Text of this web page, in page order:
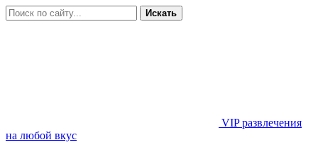
Искать
VIP развлечения
на любой вкус